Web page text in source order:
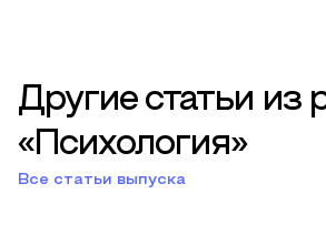
Другие статьи из
«Психология»
Все статьи выпуска